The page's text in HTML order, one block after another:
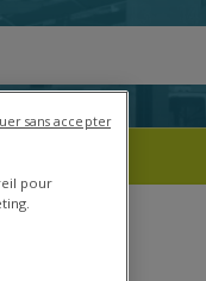
pour
sans accepter